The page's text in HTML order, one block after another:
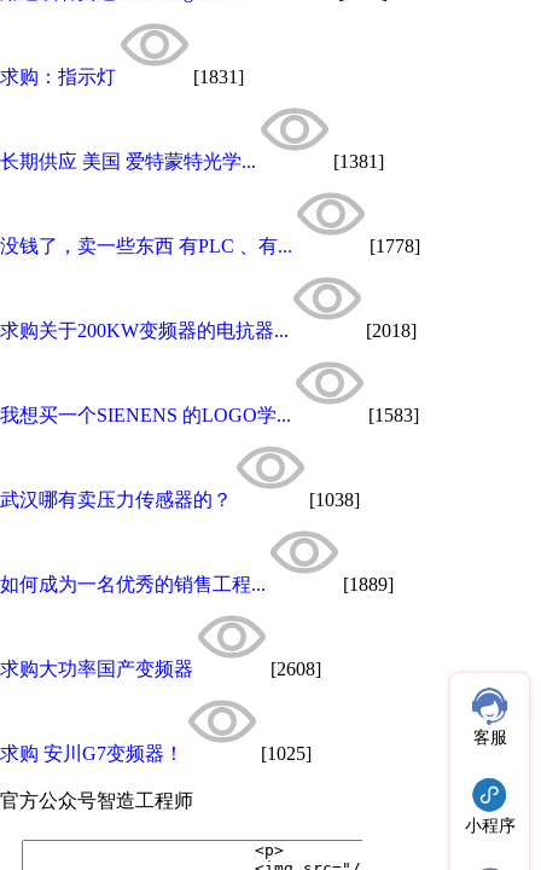
求购：指示灯 [1831]
长期供应 美国 爱特蒙特光学... [1381]
没钱了，卖一些东西 有PLC 、有... [1778]
求购关于200KW变频器的电抗器... [2018]
我想买一个SIENENS 的LOGO学... [1583]
武汉哪有卖压力传感器的？ [1038]
如何成为一名优秀的销售工程... [1889]
求购大功率国产变频器 [2608]
求购 安川G7变频器！ [1025]
官方公众号智造工程师
客服
小程序